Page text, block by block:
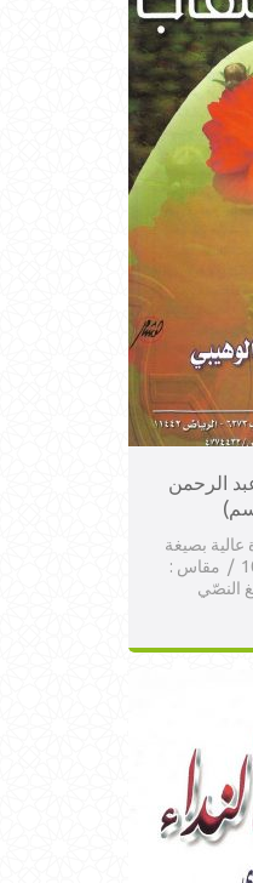
الرحمن
بصيغة
Pdf / عدد الأوجه : 10 / مقاس :
النصّي